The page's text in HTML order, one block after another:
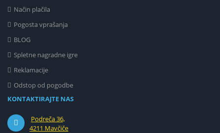
Način plačila
Pogosta vprašanja
BLOG
Spletne nagradne igre
Reklamacije
Odstop od pogodbe
KONTAKTIRAJTE NAS
Podreča 36,
4211 Mavčiče